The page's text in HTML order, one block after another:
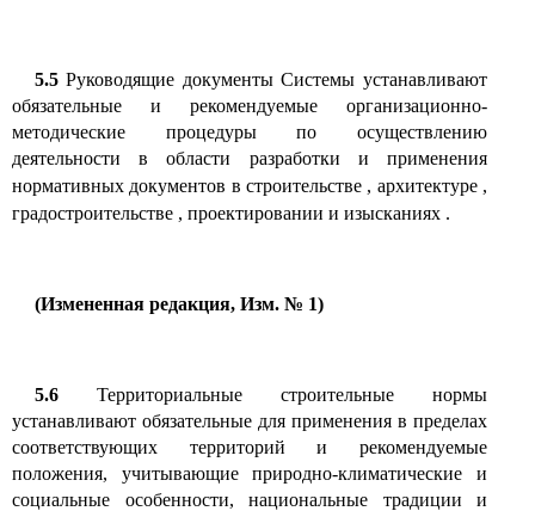
5.5 Руководящие документы Системы устанавливают
обязательные и рекомендуемые организационно-
методические процедуры по осуществлению
деятельности в области разработки и применения
нормативных документов в строительстве , архитектуре ,
градостроительстве , проектировании и изысканиях .
(Измененная редакция, Изм. № 1)
5.6
Территориальные строительные нормы
устанавливают обязательные для применения в пределах
соответствующих территорий и рекомендуемые
положения, учитывающие природно-климатические и
социальные особенности, национальные традиции и